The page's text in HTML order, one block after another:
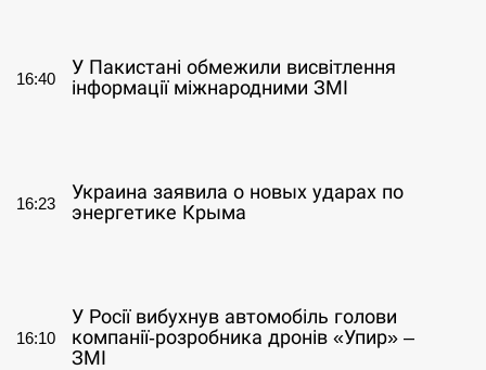
16:40
У Пакистані обмежили висвітлення
інформації міжнародними ЗМІ
16:23
Украина заявила о новых ударах по
энергетике Крыма
16:10
У Росії вибухнув автомобіль голови
компанії-розробника дронів «Упир» –
ЗМІ